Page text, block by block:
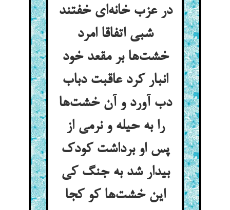
در عزب خانه‌ای خفتند
شبی اتفاقا امرد
خشت‌ها بر مقعد خود
انبار کرد عاقبت دباب
دب آورد و آن خشت‌ها
را به حیله و نرمی از
پس او برداشت کودک
بیدار شد به جنگ کی
این خشت‌ها کو کجا